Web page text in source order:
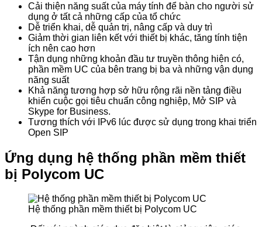
Cải thiện năng suất của máy tính để bàn cho người sử
dụng ở tất cả những cấp của tổ chức
Dễ triển khai, dễ quản trị, nâng cấp và duy trì
Giảm thời gian liên kết với thiết bị khác, tăng tính tiện
ích nên cao hơn
Tận dụng những khoản đầu tư truyền thông hiện có,
phần mềm UC của bên trang bị ba và những vận dụng
năng suất
Khả năng tương hợp sở hữu rộng rãi nền tảng điều
khiển cuộc gọi tiêu chuẩn công nghiệp, Mở SIP và
Skype for Business.
Tương thích với IPv6 lúc được sử dụng trong khai triển
Open SIP
Ứng dụng hệ thống phần mềm thiết
bị Polycom UC
Hệ thống phần mềm thiết bị Polycom UC